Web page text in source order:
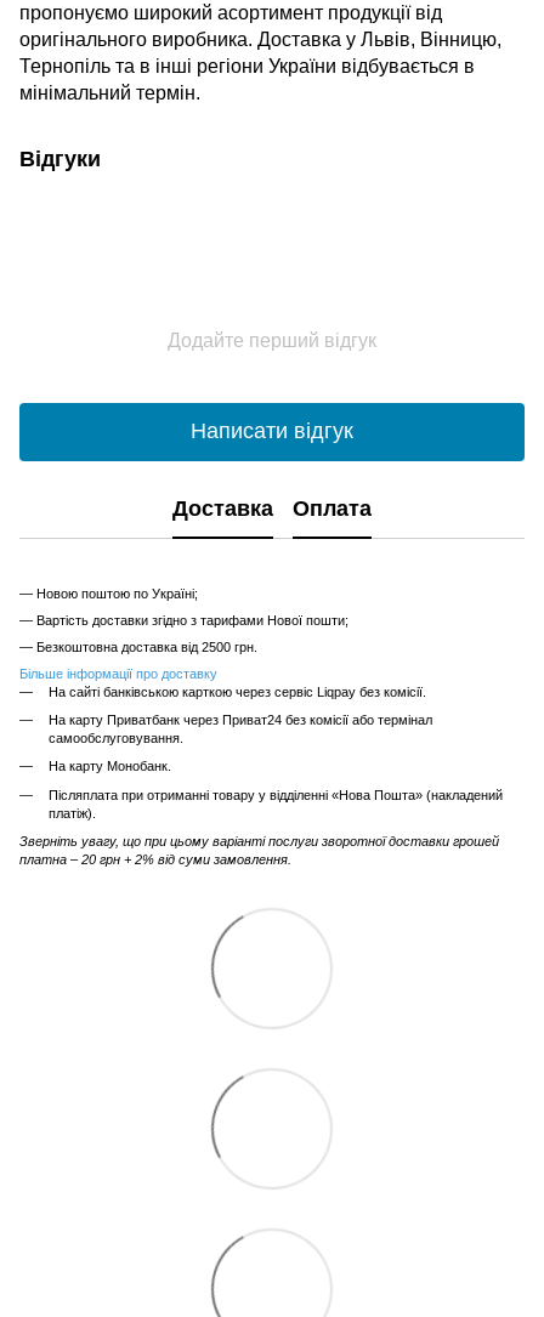
пропонуємо широкий асортимент продукції від
оригінального виробника. Доставка у Львів, Вінницю,
Тернопіль та в інші регіони України відбувається в
мінімальний термін.
Відгуки
Додайте перший відгук
Написати відгук
Доставка Оплата
— Новою поштою по Україні;
— Вартість доставки згідно з тарифами Нової пошти;
— Безкоштовна доставка від 2500 грн.
Більше інформації про доставку
На сайті банківською карткою через сервіс Liqpay без комісії.
На карту Приватбанк через Приват24 без комісії або термінал
самообслуговування.
На карту Монобанк.
Післяплата при отриманні товару у відділенні «Нова Пошта» (накладений
платіж).
Зверніть увагу, що при цьому варіанті послуги зворотної доставки грошей
платна – 20 грн + 2% від суми замовлення.